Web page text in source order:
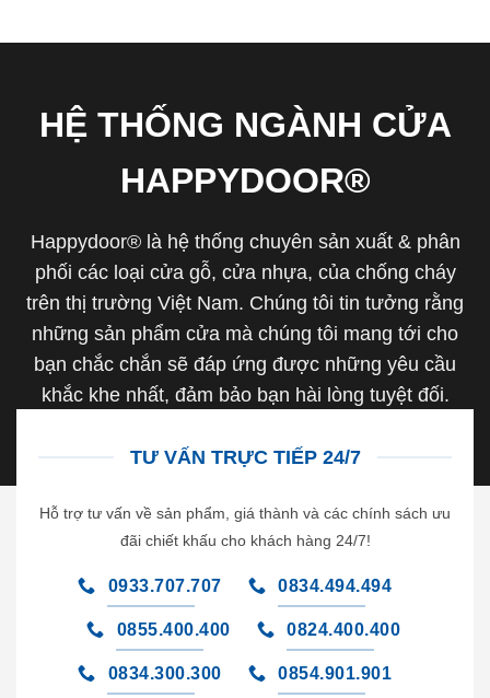
HỆ THỐNG NGÀNH CỬA
HAPPYDOOR®
Happydoor® là hệ thống chuyên sản xuất & phân
phối các loại cửa gỗ, cửa nhựa, của chống cháy
trên thị trường Việt Nam. Chúng tôi tin tưởng rằng
những sản phẩm cửa mà chúng tôi mang tới cho
bạn chắc chắn sẽ đáp ứng được những yêu cầu
khắc khe nhất, đảm bảo bạn hài lòng tuyệt đối.
TƯ VẤN TRỰC TIẾP 24/7
Hỗ trợ tư vấn về sản phẩm, giá thành và các chính sách ưu
đãi chiết khấu cho khách hàng 24/7!
0933.707.707 0834.494.494
0855.400.400 0824.400.400
0834.300.300 0854.901.901